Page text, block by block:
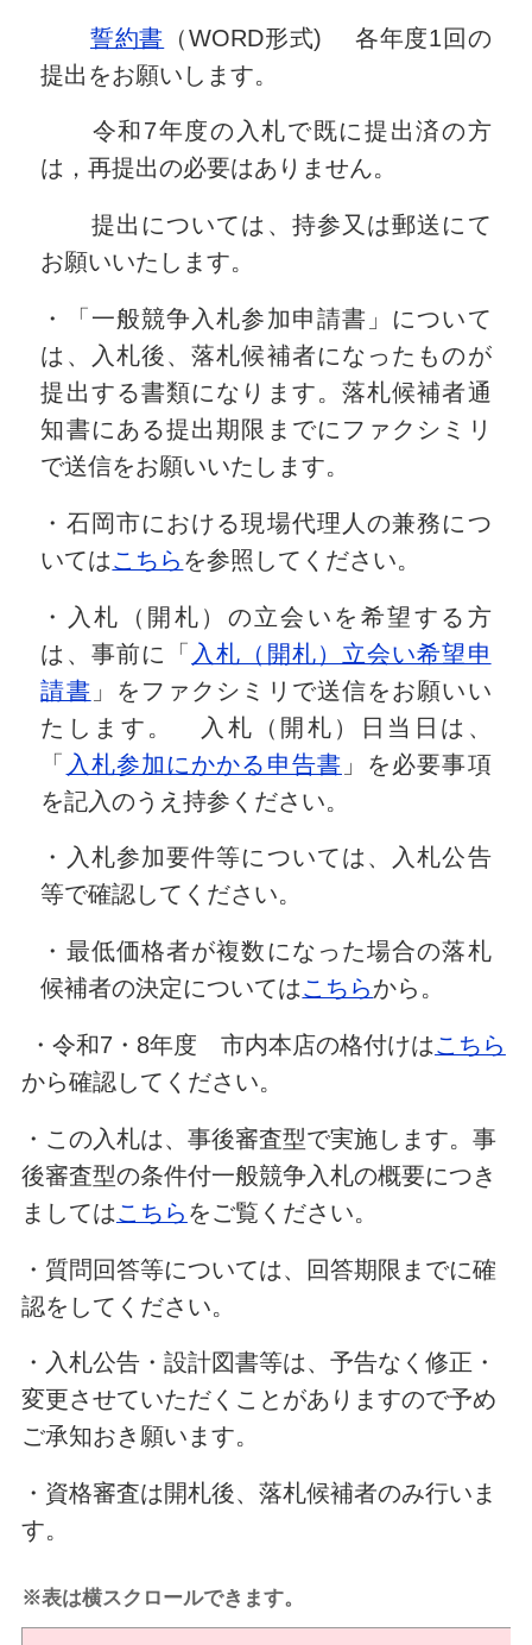
誓約書 （WORD形式) 各年度1回の
提出をお願いします。
令和7年度の入札で既に提出済の方
は，再提出の必要はありません。
提出については、持参又は郵送にて
お願いいたします。
・「一般競争入札参加申請書」について
は、入札後、落札候補者になったものが
提出する書類になります。落札候補者通
知書にある提出期限までにファクシミリ
で送信をお願いいたします。
・石岡市における現場代理人の兼務につ
いてはこちら を参照してください。
・入札（開札）の立会いを希望する方
は、事前に「 入札（開札）立会い希望申
請書 」をファクシミリで送信をお願いい
たします。 入札（開札）日当日は、
「 入札参加にかかる申告書 」を必要事項
を記入のうえ持参ください。
・入札参加要件等については、入札公告
等で確認してください。
・最低価格者が複数になった場合の落札
候補者の決定についてはこちらから。
・令和7・8年度 市内本店の格付けはこちら
から確認してください。
・この入札は、事後審査型で実施します。事
後審査型の条件付一般競争入札の概要につき
ましてはこちら をご覧ください。
・質問回答等については、回答期限までに確
認をしてください。
・入札公告・設計図書等は、予告なく修正・
変更させていただくことがありますので予め
ご承知おき願います。
・資格審査は開札後、落札候補者のみ行いま
す。
※表は横スクロールできます。